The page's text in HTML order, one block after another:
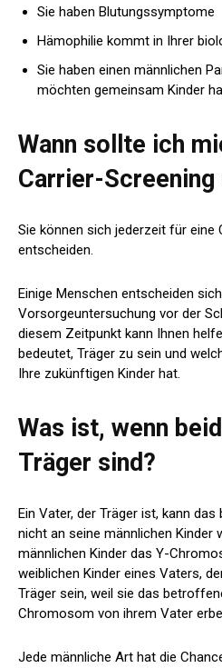
Sie haben Blutungssymptome
Hämophilie kommt in Ihrer
Sie haben einen männlichen
möchten gemeinsam Kinder
Wann sollte ich
Carrier-Screening
Sie können sich jederzeit für eine
entscheiden.
Einige Menschen entscheiden
Vorsorgeuntersuchung vor der
diesem Zeitpunkt kann Ihnen
bedeutet, Träger zu sein und
Ihre zukünftigen Kinder hat.
Was ist, wenn
Träger sind?
Ein Vater, der Träger ist, kann
nicht an seine männlichen Kinder
männlichen Kinder das Y-
weiblichen Kinder eines Vaters,
Träger sein, weil sie das
Chromosom von ihrem Vater
Jede männliche Art hat die